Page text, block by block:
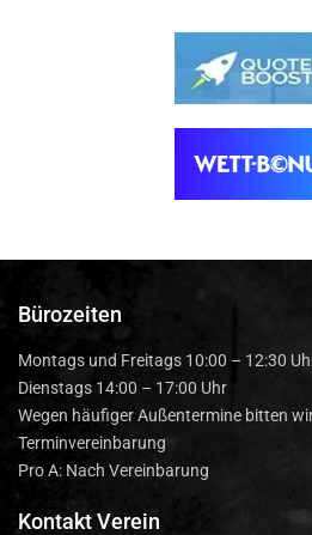
Bürozeiten
Montags und Freitags 10:00 – 12:30
Dienstags 14:00 – 17:00 Uhr
Wegen häufiger Außentermine bitten
Terminvereinbarung
Pro A: Nach Vereinbarung
Kontakt Verein